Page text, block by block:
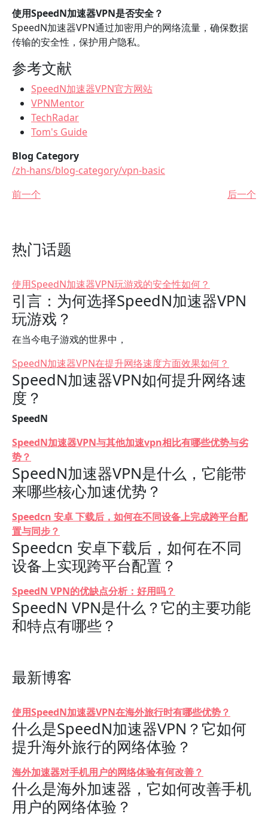
使用SpeedN加速器VPN是否安全？
SpeedN加速器VPN通过加密用户的网络流量，确保数据
传输的安全性，保护用户隐私。
参考文献
SpeedN加速器VPN官方网站
VPNMentor
TechRadar
Tom's Guide
Blog Category
/zh-hans/blog-category/vpn-basic
前一个
后一个
热门话题
使用SpeedN加速器VPN玩游戏的安全性如何？
引言：为何选择SpeedN加速器VPN
玩游戏？
在当今电子游戏的世界中，
SpeedN加速器VPN在提升网络速度方面效果如何？
SpeedN加速器VPN如何提升网络速
度？
SpeedN
SpeedN加速器VPN与其他加速vpn相比有哪些优势与劣
势？
SpeedN加速器VPN是什么，它能带
来哪些核心加速优势？
Speedcn 安卓 下载后，如何在不同设备上完成跨平台配
置与同步？
Speedcn 安卓下载后，如何在不同
设备上实现跨平台配置？
SpeedN VPN的优缺点分析：好用吗？
SpeedN VPN是什么？它的主要功能
和特点有哪些？
最新博客
使用SpeedN加速器VPN在海外旅行时有哪些优势？
什么是SpeedN加速器VPN？它如何
提升海外旅行的网络体验？
海外加速器对手机用户的网络体验有何改善？
什么是海外加速器，它如何改善手机
用户的网络体验？